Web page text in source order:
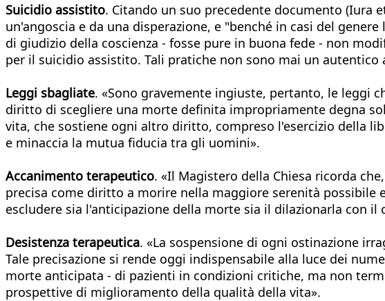
Suicidio assistito. Citando un suo precedente documento (Iura
un'angoscia e da una disperazione, e "benché in casi del
di giudizio della coscienza - fosse pure in buona fede - non
per il suicidio assistito. Tali pratiche non sono mai un
Leggi sbagliate. «Sono gravemente ingiuste, pertanto, le leggi
diritto di scegliere una morte definita impropriamente degna
vita, che sostiene ogni altro diritto, compreso l'esercizio della
e minaccia la mutua fiducia tra gli uomini».
Accanimento terapeutico. «Il Magistero della Chiesa ricorda
precisa come diritto a morire nella maggiore serenità
escludere sia l'anticipazione della morte sia il dilazionarla con
Desistenza terapeutica. «La sospensione di ogni ostinazione
Tale precisazione si rende oggi indispensabile alla luce dei
morte anticipata - di pazienti in condizioni critiche, ma non
prospettive di miglioramento della qualità della vita».